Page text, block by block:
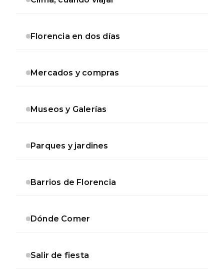
Florencia en dos días
Mercados y compras
Museos y Galerías
Parques y jardines
Barrios de Florencia
Dónde Comer
Salir de fiesta